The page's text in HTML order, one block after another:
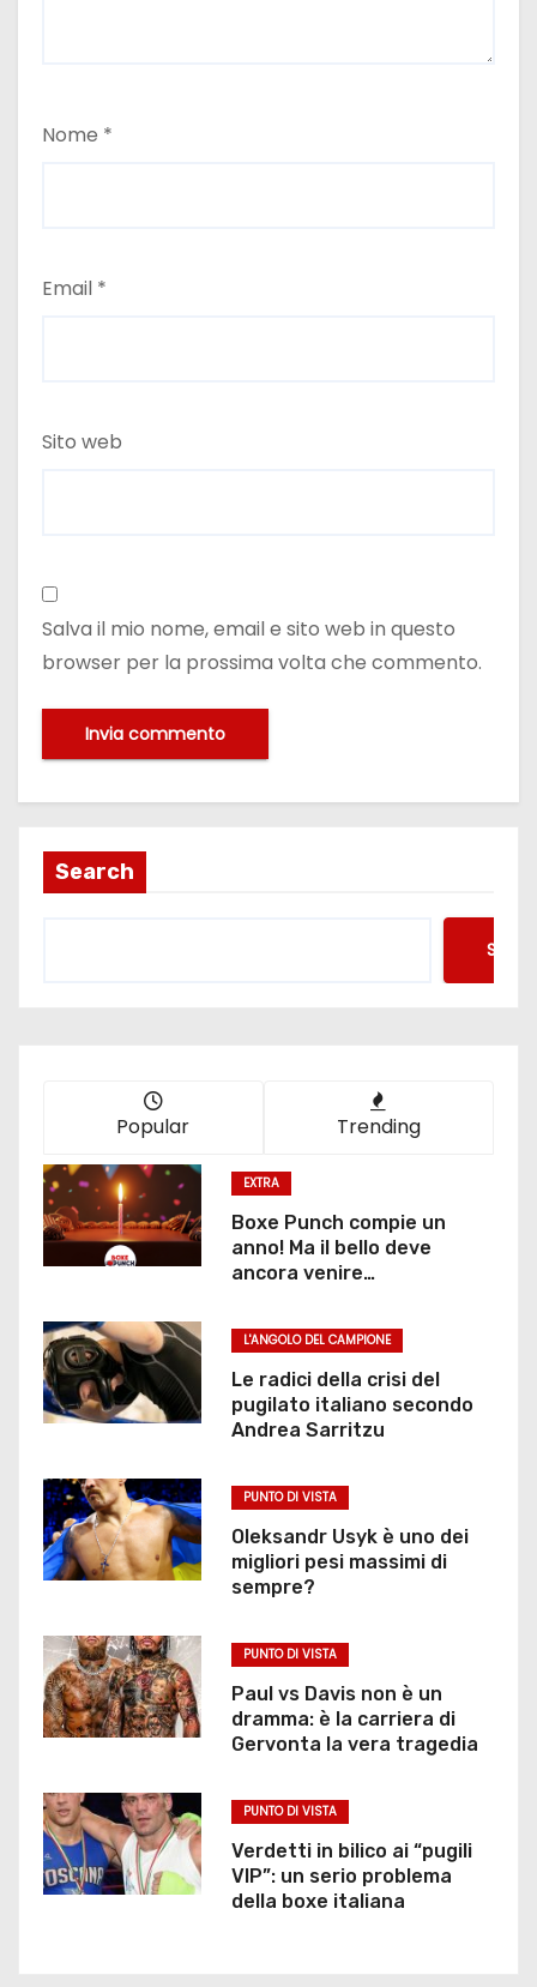
Nome *
Email *
Sito web
Salva il mio nome, email e sito web in questo
browser per la prossima volta che commento.
Search
Popular Trending
EXTRA
Boxe Punch compie un
anno! Ma il bello deve
ancora venire…
L'ANGOLO DEL CAMPIONE
Le radici della crisi del
pugilato italiano secondo
Andrea Sarritzu
PUNTO DI VISTA
Oleksandr Usyk è uno dei
migliori pesi massimi di
sempre?
PUNTO DI VISTA
Paul vs Davis non è un
dramma: è la carriera di
Gervonta la vera tragedia
PUNTO DI VISTA
Verdetti in bilico ai “pugili
VIP”: un serio problema
della boxe italiana